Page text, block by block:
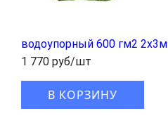
водоупорный 600 гм2 2x3м
1 770 руб/шт
В КОРЗИНУ